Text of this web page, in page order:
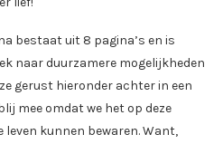
bestaat uit 8 pagina’s en is
naar duurzamere mogelijkheden
gerust hieronder achter in een
mee omdat we het op deze
kunnen bewaren. Want,